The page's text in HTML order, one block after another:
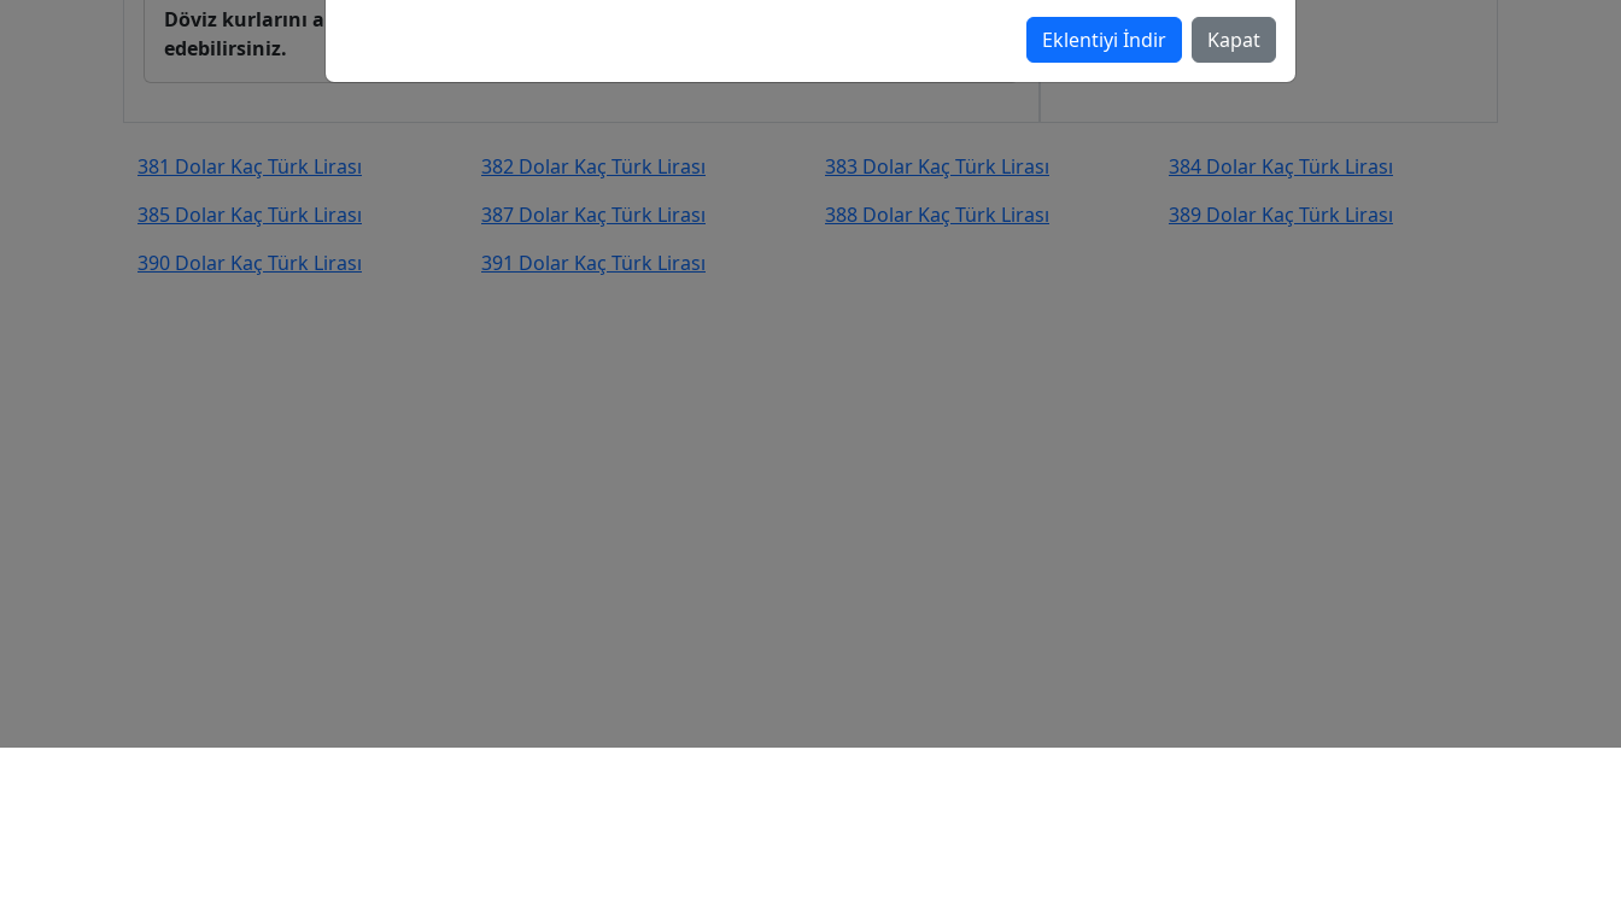
Döviz kurlarını anlık, canlı, basit bir şekilde kurcevir.net adresinden takip
edebilirsiniz.
381 Dolar Kaç Türk Lirası 382 Dolar Kaç Türk Lirası 383 Dolar Kaç Türk Lirası
384 Dolar Kaç Türk Lirası
385 Dolar Kaç Türk Lirası
387 Dolar Kaç Türk Lirası 388 Dolar Kaç Türk Lirası
389 Dolar Kaç Türk Lirası
390 Dolar Kaç Türk Lirası
391 Dolar Kaç Türk Lirası
Eklentiyi İndir Kapat